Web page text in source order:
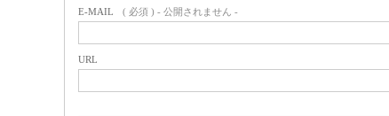
E-MAIL ( 必須 ) - 公開されません -
URL